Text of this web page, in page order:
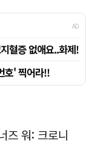
즈 워: 크로니